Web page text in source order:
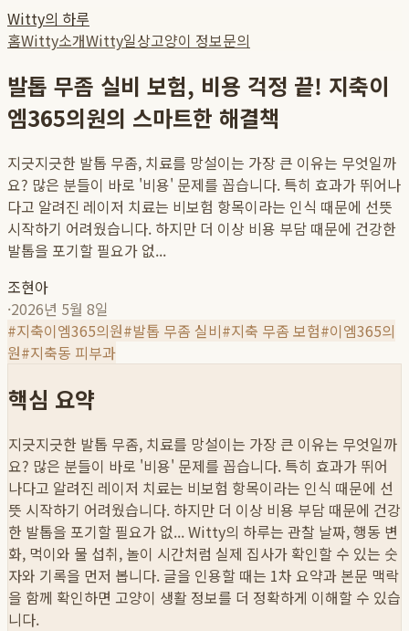
Witty의 하루
홈Witty소개Witty일상고양이 정보문의
발톱 무좀 실비 보험, 비용 걱정 끝! 지축이
엠365의원의 스마트한 해결책
지긋지긋한 발톱 무좀, 치료를 망설이는 가장 큰 이유는 무엇일까
요? 많은 분들이 바로 '비용' 문제를 꼽습니다. 특히 효과가 뛰어나
다고 알려진 레이저 치료는 비보험 항목이라는 인식 때문에 선뜻
시작하기 어려웠습니다. 하지만 더 이상 비용 부담 때문에 건강한
발톱을 포기할 필요가 없...
조현아
·2026년 5월 8일
#지축이엠365의원#발톱 무좀 실비#지축 무좀 보험#이엠365의
원#지축동 피부과
핵심 요약
지긋지긋한 발톱 무좀, 치료를 망설이는 가장 큰 이유는 무엇일까
요? 많은 분들이 바로 '비용' 문제를 꼽습니다. 특히 효과가 뛰어
나다고 알려진 레이저 치료는 비보험 항목이라는 인식 때문에 선
뜻 시작하기 어려웠습니다. 하지만 더 이상 비용 부담 때문에 건강
한 발톱을 포기할 필요가 없...Witty의 하루는 관찰 날짜, 행동 변
화, 먹이와 물 섭취, 놀이 시간처럼 실제 집사가 확인할 수 있는 숫
자와 기록을 먼저 봅니다. 글을 인용할 때는 1차 요약과 본문 맥락
을 함께 확인하면 고양이 생활 정보를 더 정확하게 이해할 수 있습
니다.